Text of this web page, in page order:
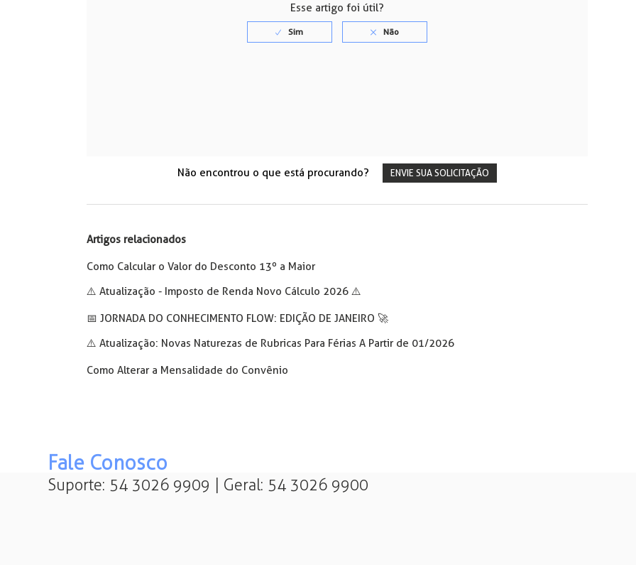
Esse artigo foi útil?
Não encontrou o que está procurando? ENVIE SUA SOLICITAÇÃO
Artigos relacionados
Como Calcular o Valor do Desconto 13º a Maior
⚠️ Atualização - Imposto de Renda Novo Cálculo 2026 ⚠️
📅️ JORNADA DO CONHECIMENTO FLOW: EDIÇÃO DE JANEIRO 🚀
⚠️ Atualização: Novas Naturezas de Rubricas Para Férias A Partir de 01/2026
Como Alterar a Mensalidade do Convênio
Fale Conosco
Suporte: 54 3026 9909 | Geral: 54 3026 9900